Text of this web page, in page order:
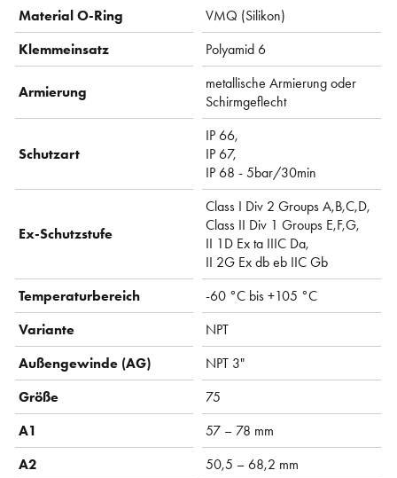
Material O-Ring
VMQ (Silikon)
Klemmeinsatz
Polyamid 6
Armierung
metallische Armierung oder
Schirmgeflecht
Schutzart
IP 66,
IP 67,
IP 68 - 5bar/30min
Ex-Schutzstufe
Class I Div 2 Groups A,B,C,D,
Class II Div 1 Groups E,F,G,
II 1D Ex ta IIIC Da,
II 2G Ex db eb IIC Gb
Temperaturbereich
-60 °C bis +105 °C
Variante
NPT
Außengewinde (AG)
NPT 3"
Größe
75
A1
57 – 78 mm
A2
50,5 – 68,2 mm